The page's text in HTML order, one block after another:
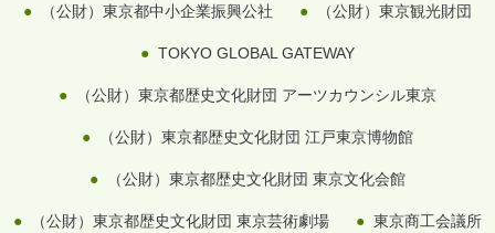
（公財）東京都中小企業振興公社 （公財）東京観光財団
TOKYO GLOBAL GATEWAY
（公財）東京都歴史文化財団 アーツカウンシル東京
（公財）東京都歴史文化財団 江戸東京博物館
（公財）東京都歴史文化財団 東京文化会館
（公財）東京都歴史文化財団 東京芸術劇場 東京商工会議所